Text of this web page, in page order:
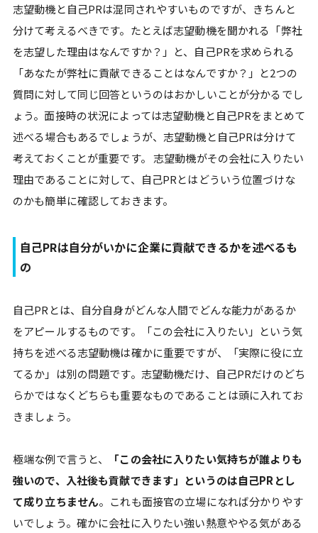
志望動機と自己PRは混同されやすいものですが、きちんと
分けて考えるべきです。たとえば志望動機を聞かれる「弊社
を志望した理由はなんですか？」と、自己PRを求められる
「あなたが弊社に貢献できることはなんですか？」と2つの
質問に対して同じ回答というのはおかしいことが分かるでし
ょう。面接時の状況によっては志望動機と自己PRをまとめて
述べる場合もあるでしょうが、志望動機と自己PRは分けて
考えておくことが重要です。 志望動機がその会社に入りたい
理由であることに対して、自己PRとはどういう位置づけな
のかも簡単に確認しておきます。
自己PRは自分がいかに企業に貢献できるかを述べるも
の
自己PRとは、自分自身がどんな人間でどんな能力があるか
をアピールするものです。「この会社に入りたい」という気
持ちを述べる志望動機は確かに重要ですが、「実際に役に立
てるか」は別の問題です。志望動機だけ、自己PRだけのどち
らかではなくどちらも重要なものであることは頭に入れてお
きましょう。
極端な例で言うと、
「この会社に入りたい気持ちが誰よりも
強いので、入社後も貢献できます」というのは自己PRとし
て成り立ちません。これも面接官の立場になれば分かりやす
いでしょう。確かに会社に入りたい強い熱意ややる気がある